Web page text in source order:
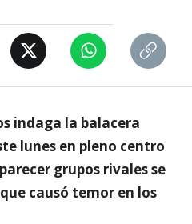
indaga la balacera
lunes en pleno centro
grupos rivales se
causó temor en los